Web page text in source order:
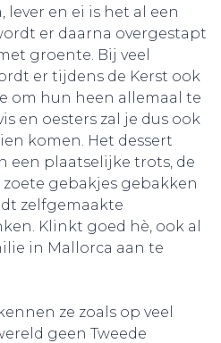
lever en ei is het al een
er daarna overgestapt
groente. Bij veel
er tijdens de Kerst ook
om hun heen allemaal te
en oesters zal je dus ook
komen. Het dessert
een plaatselijke trots, de
gebakjes gebakken
zelfgemaakte
Klinkt goed hè, ook al
in Mallorca aan te
ze zoals op veel
geen Tweede